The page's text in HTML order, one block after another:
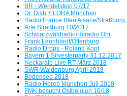
Wir orgeln alles nieder - Der FMK-
Wiederhören der einstigen
dem FMK-Südtirol
BR - Wendelstein 07/17
Dr. Dish + LORA München
Radio France Bleu Alsace/Straßburg
Arte Straßburg 10/2017
Schwarzwaldradio/Hitradio Ohr
Frank Leonhardt/Offenburg
Radio Drops - Roland Kopf
Bayern 1 Silvesterparty 31.12.2017
Neckaralb Live RT März 2018
SWR Waldenburg April 2018
Bodensee 2018
Radio Horeb München Juli 2018
FMK besucht Ostbelgien 10/18